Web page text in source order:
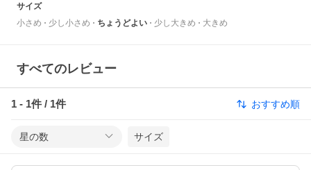
サイズ
小さめ
少し小さめ ちょうどよい 少し大きめ 大きめ
すべてのレビュー
1 - 1件 / 1件 おすすめ順
星の数 サイズ